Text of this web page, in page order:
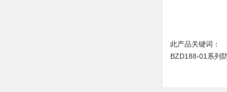
此产品关键词：
BZD188-01系列